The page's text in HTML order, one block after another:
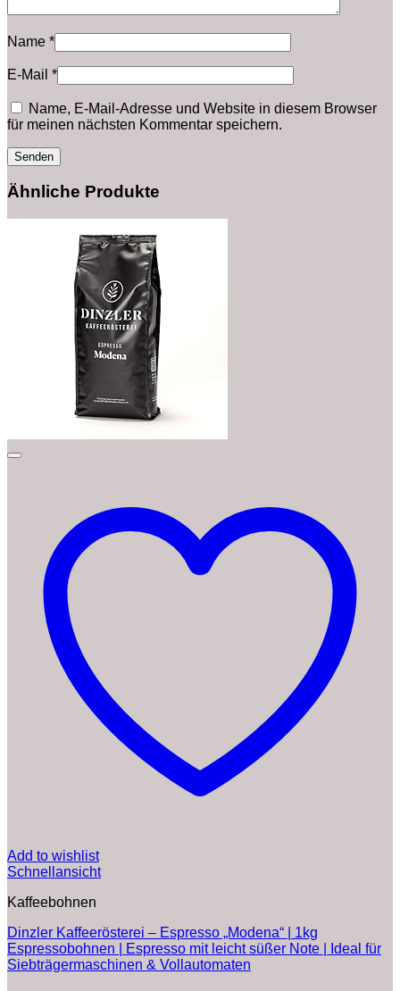
Name *
E-Mail *
Name, E-Mail-Adresse und Website in diesem Browser
für meinen nächsten Kommentar speichern.
Ähnliche Produkte
Add to wishlist
Schnellansicht
Kaffeebohnen
Dinzler Kaffeerösterei – Espresso „Modena“ | 1kg
Espressobohnen | Espresso mit leicht süßer Note | Ideal für
Siebträgermaschinen & Vollautomaten